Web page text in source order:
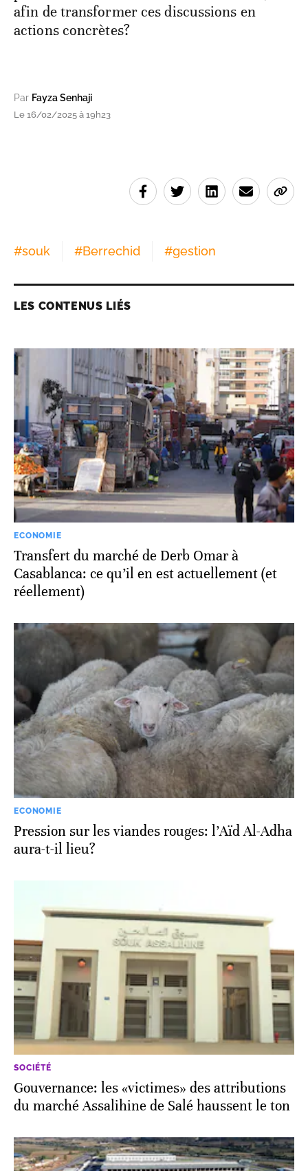
afin de transformer ces discussions en
actions concrètes?
Par Fayza Senhaji
Le 16/02/2025 à 19h23
#souk #Berrechid #gestion
LES CONTENUS LIÉS
ECONOMIE
Transfert du marché de Derb Omar à
Casablanca: ce qu’il en est actuellement (et
réellement)
ECONOMIE
Pression sur les viandes rouges: l’Aïd Al-Adha
aura-t-il lieu?
SOCIÉTÉ
Gouvernance: les «victimes» des attributions
du marché Assalihine de Salé haussent le ton